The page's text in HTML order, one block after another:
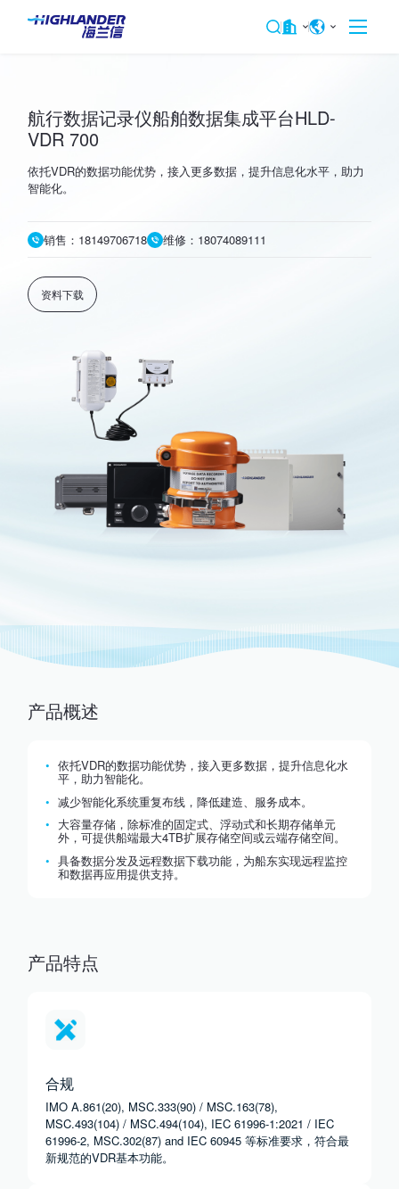
航行数据记录仪船舶数据集成平台HLD-
VDR 700
依托VDR的数据功能优势，接入更多数据，提升信息化水平，助力
智能化。
销售：18149706718 维修：18074089111
资料下载
产品概述
依托VDR的数据功能优势，接入更多数据，提升信息化水
平，助力智能化。
减少智能化系统重复布线，降低建造、服务成本。
大容量存储，除标准的固定式、浮动式和长期存储单元
外，可提供船端最大4TB扩展存储空间或云端存储空间。
具备数据分发及远程数据下载功能，为船东实现远程监控
和数据再应用提供支持。
产品特点
合规
IMO A.861(20), MSC.333(90) / MSC.163(78),
MSC.493(104) / MSC.494(104), IEC 61996-1:2021 / IEC
61996-2, MSC.302(87) and IEC 60945 等标准要求，符合最
新规范的VDR基本功能。